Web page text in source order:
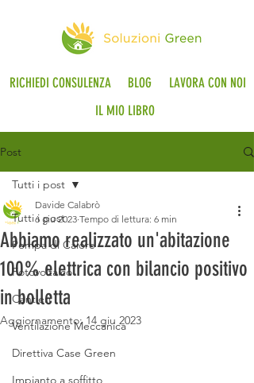
RICHIEDI CONSULENZA BLOG
LAVORA CON NOI
IL MIO LIBRO
Post
Tutti i post
Pompa di Calore
Fotovoltaico
Cantieri
Ventilazione Meccanica
Direttiva Case Green
Impianto a soffitto
Tutti i post
Abbiamo realizzato un'abitazione
100% elettrica con bilancio positivo
in bolletta
Davide Calabrò
6 giu 2023 Tempo di lettura: 6 min
Aggiornamento: 14 giu 2023